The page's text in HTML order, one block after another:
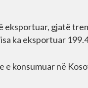
eksportuar, gjatë
ka eksportuar
konsumuar në